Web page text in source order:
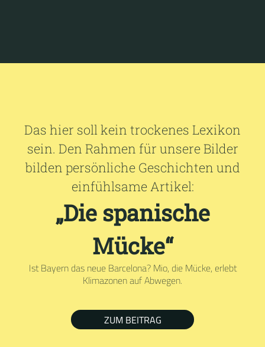
Das hier soll kein trockenes Lexikon
sein. Den Rahmen für unsere Bilder
bilden persönliche Geschichten und
einfühlsame Artikel:
„Die spanische
Mücke“
Ist Bayern das neue Barcelona? Mio, die Mücke, erlebt
Klimazonen auf Abwegen.
ZUM BEITRAG